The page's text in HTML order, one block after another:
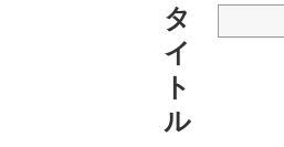
タ
イ
ト
ル